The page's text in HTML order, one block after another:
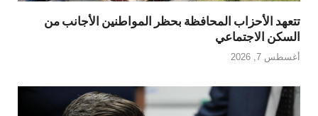
تتعهد الأحزاب المحافظة بحظر المواطنين الأجانب من
السكن الاجتماعي
أغسطس 7, 2026